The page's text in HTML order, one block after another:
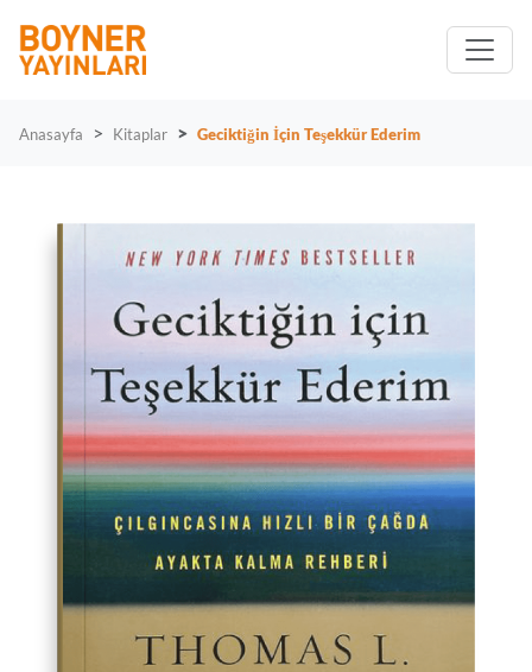
Anasayfa Kitaplar Geciktiğin İçin Teşekkür Ederim